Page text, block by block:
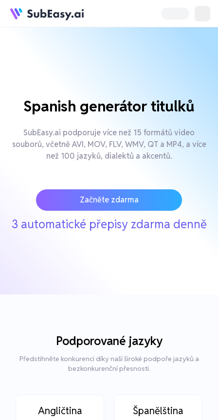
Spanish generátor titulků
SubEasy.ai podporuje více než 15 formátů video
souborů, včetně AVI, MOV, FLV, WMV, QT a MP4, a více
než 100 jazyků, dialektů a akcentů.
Začněte zdarma
3 automatické přepisy zdarma denně
Podporované jazyky
Předstihněte konkurenci díky naší široké podpoře jazyků a
bezkonkurenční přesnosti.
Angličtina Španělština